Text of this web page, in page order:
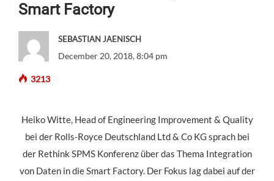
Smart Factory
SEBASTIAN JAENISCH
December 20, 2018, 8:04 pm
3213
Heiko Witte, Head of Engineering Improvement & Quality
bei der Rolls-Royce Deutschland Ltd & Co KG sprach bei
der Rethink SPMS Konferenz über das Thema Integration
von Daten in die Smart Factory. Der Fokus lag dabei auf der